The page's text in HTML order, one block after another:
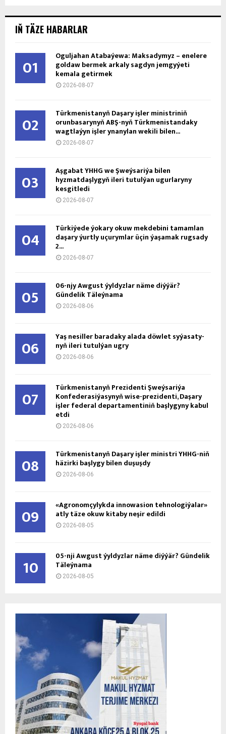
IŇ TÄZE HABARLAR
01 Oguljahan Atabaýewa: Maksadymyz – enelere
goldaw bermek arkaly sagdyn jemgyýeti
kemala getirmek
2026-08-07
02 Türkmenistanyň Daşary işler ministriniň
orunbasarynyň ABŞ-nyň Türkmenistandaky
wagtlaýyn işler ynanylan wekili bilen...
2026-08-07
03 Aşgabat ÝHHG we Şweýsariýa bilen
hyzmatdaşlygyň ileri tutulýan ugurlaryny
kesgitledi
2026-08-07
04 Türkiýede ýokary okuw mekdebini tamamlan
daşary ýurtly uçurymlar üçin ýaşamak rugsady
2...
2026-08-07
05 06-njy Awgust ýyldyzlar näme diýýär?
Gündelik Täleýnama
2026-08-06
06 Ýaş ne­sil­ler ba­ra­da­ky ala­da döw­let sy­ýa­sa­ty­
nyň ile­ri tu­tul­ýan ug­ry
2026-08-06
07 Türkmenistanyň Prezidenti Şweýsariýa
Konfederasiýasynyň wise-prezidenti, Daşary
işler federal departamentiniň başlygyny kabul
etdi
2026-08-06
08 Türkmenistanyň Daşary işler ministri ÝHHG-niň
häzirki başlygy bilen duşuşdy
2026-08-06
09 «Agronomçylykda innowasion tehnologiýalar»
atly täze okuw kitaby neşir edildi
2026-08-05
10 05-nji Awgust ýyldyzlar näme diýýär? Gündelik
Täleýnama
2026-08-05